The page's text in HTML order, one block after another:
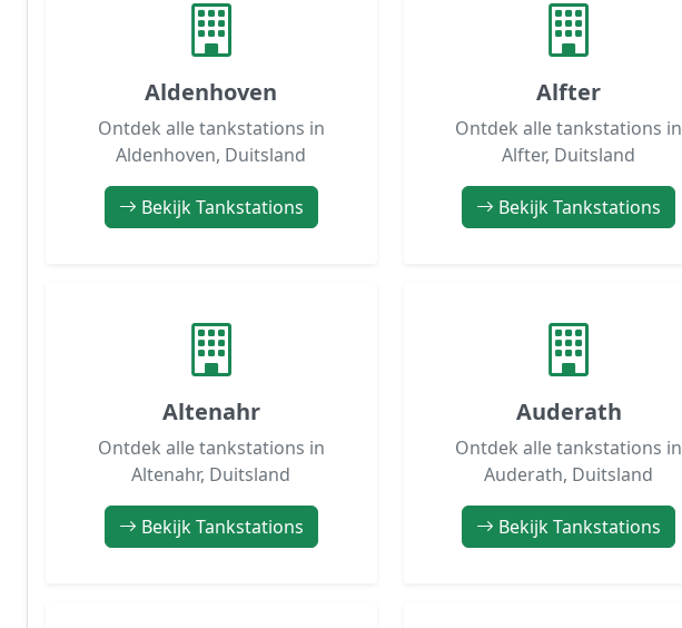
Aldenhoven
Ontdek alle tankstations in
Aldenhoven, Duitsland
Bekijk Tankstations
Alfter
Ontdek alle tankstations in
Alfter, Duitsland
Bekijk Tankstations
Altenahr
Ontdek alle tankstations in
Altenahr, Duitsland
Bekijk Tankstations
Auderath
Ontdek alle tankstations in
Auderath, Duitsland
Bekijk Tankstations